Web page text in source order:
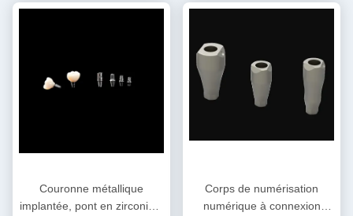
Couronne métallique
implantée, pont en zirconium
Corps de numérisation
numérique à connexion